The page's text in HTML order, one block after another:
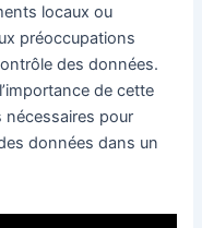
locaux ou
préoccupations
des données.
de cette
nécessaires pour
données dans un